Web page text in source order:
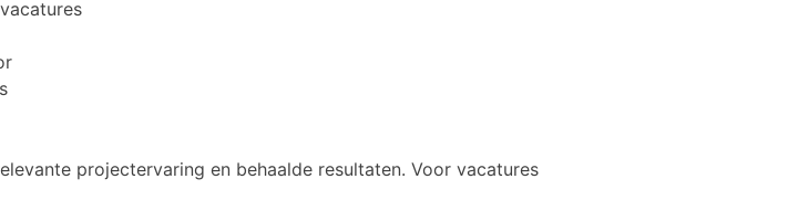
projectervaring en behaalde resultaten. Voor vacatures